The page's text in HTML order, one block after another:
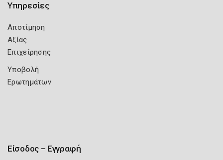
Υπηρεσίες
Αποτίμηση
Αξίας
Επιχείρησης
Υποβολή
Ερωτημάτων
Είσοδος – Εγγραφή